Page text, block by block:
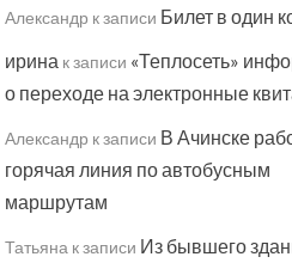
Александр к записи Билет в один
ирина к записи «Теплосеть»
о переходе на электронные
Александр к записи В Ачинске
горячая линия по автобусным
маршрутам
Татьяна к записи Из бывшего